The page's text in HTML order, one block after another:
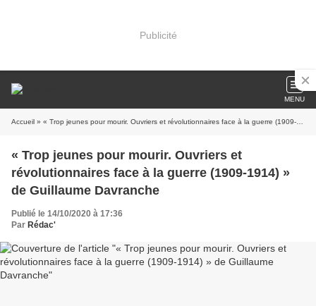
Publicité
MENU
Accueil » « Trop jeunes pour mourir. Ouvriers et révolutionnaires face à la guerre (1909-1914) » de Guillaume Davranche
« Trop jeunes pour mourir. Ouvriers et
révolutionnaires face à la guerre (1909-1914) »
de Guillaume Davranche
Publié le 14/10/2020 à 17:36
Par Rédac'